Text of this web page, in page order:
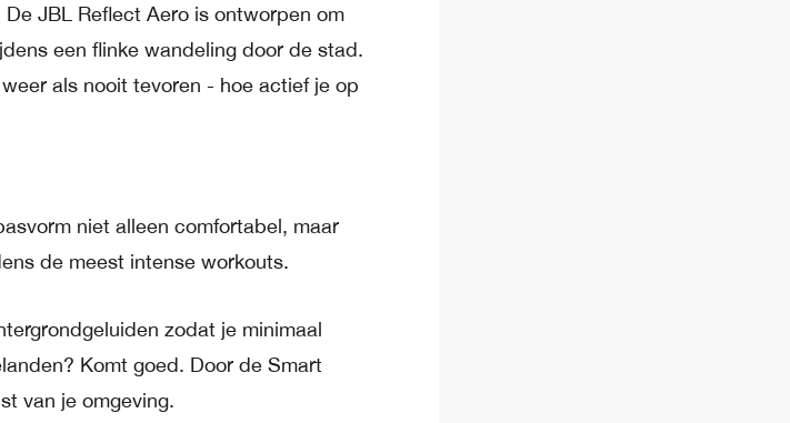
JBL Reflect Aero is ontworpen om
een flinke wandeling door de stad.
als nooit tevoren - hoe actief je op
niet alleen comfortabel, maar
de meest intense workouts.
zodat je minimaal
Komt goed. Door de Smart
van je omgeving.